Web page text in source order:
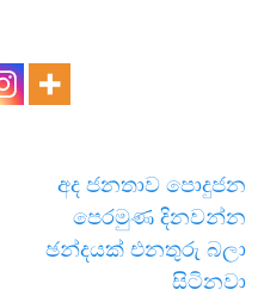
අද ජනතාව පොදුජන
පෙරමුණ දිනවන්න
ඡන්දයක් එනතුරු බලා
සිටිනවා